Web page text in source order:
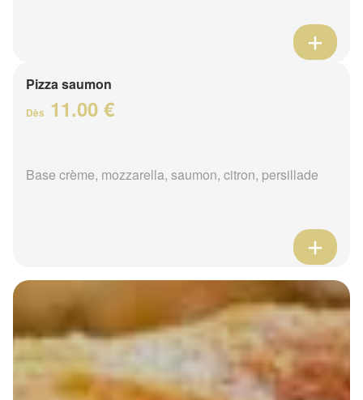
Pizza saumon
Dès 11.00 €
Base crème, mozzarella, saumon, citron, persillade